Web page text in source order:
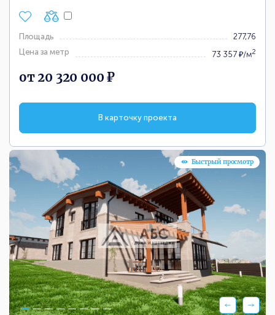
Площадь
277,76
Цена за метр
73 357 ₽/м2
от 20 320 000 ₽
В карточку проекта
Быстрый просмотр